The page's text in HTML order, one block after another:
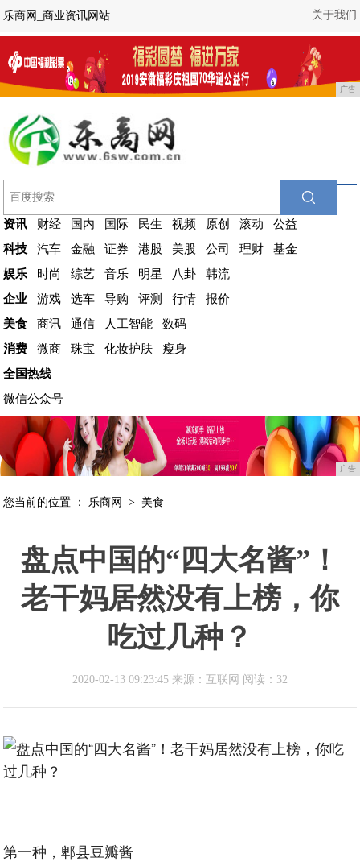
关于我们
乐商网_商业资讯网站
广告
资讯 财经 国内 国际 民生 视频 原创 滚动
公益
科技
汽车 金融 证券 港股 美股 公司 理财
基金
娱乐
时尚 综艺 音乐 明星 八卦
韩流
企业
游戏 选车 导购 评测 行情
报价
美食
商讯 通信 人工智能
数码
消费
微商 珠宝 化妆护肤
瘦身
全国热线
微信公众号
广告
您当前的位置 ： 乐商网 > 美食
盘点中国的“四大名酱”！
老干妈居然没有上榜，你
吃过几种？
2020-02-13 09:23:45 来源：互联网 阅读：32
第一种，郫县豆瓣酱